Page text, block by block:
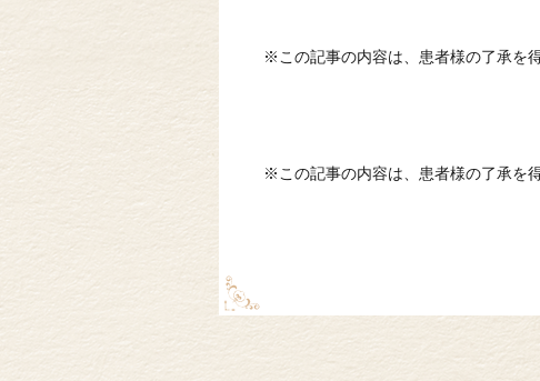
※この記事の内容は、患者様の了承を
※この記事の内容は、患者様の了承を